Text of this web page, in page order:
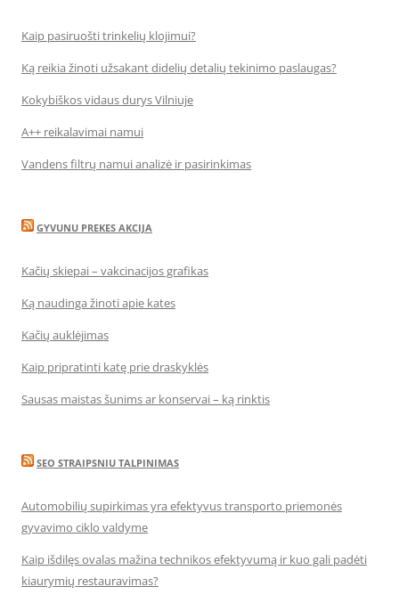
Kaip pasiruošti trinkelių klojimui?
Ką reikia žinoti užsakant didelių detalių tekinimo paslaugas?
Kokybiškos vidaus durys Vilniuje
A++ reikalavimai namui
Vandens filtrų namui analizė ir pasirinkimas
GYVUNU PREKES AKCIJA
Kačių skiepai – vakcinacijos grafikas
Ką naudinga žinoti apie kates
Kačių auklėjimas
Kaip pripratinti katę prie draskyklės
Sausas maistas šunims ar konservai – ką rinktis
SEO STRAIPSNIU TALPINIMAS
Automobilių supirkimas yra efektyvus transporto priemonės
gyvavimo ciklo valdyme
Kaip išdilęs ovalas mažina technikos efektyvumą ir kuo gali padėti
kiaurymių restauravimas?